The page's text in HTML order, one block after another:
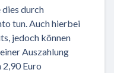
dies durch
tun. Auch hierbei
jedoch können
Auszahlung
Euro